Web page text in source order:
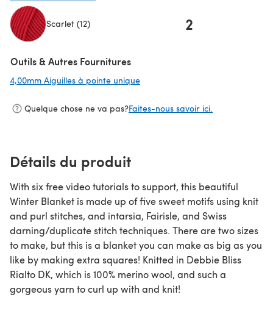
Scarlet (12) 2
Outils & Autres Fournitures
4,00mm Aiguilles à pointe unique
Quelque chose ne va pas?Faites-nous savoir ici.
Détails du produit
With six free video tutorials to support, this beautiful
Winter Blanket is made up of five sweet motifs using knit
and purl stitches, and intarsia, Fairisle, and Swiss
darning/duplicate stitch techniques. There are two sizes
to make, but this is a blanket you can make as big as you
like by making extra squares! Knitted in Debbie Bliss
Rialto DK, which is 100% merino wool, and such a
gorgeous yarn to curl up with and knit!